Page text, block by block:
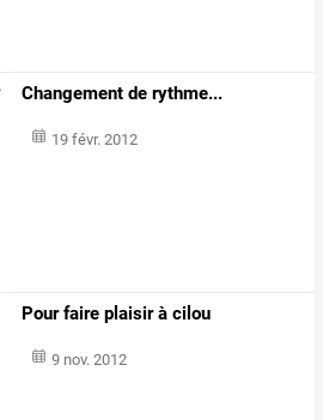
Changement de rythme...
19 févr. 2012
Pour faire plaisir à cilou
9 nov. 2012